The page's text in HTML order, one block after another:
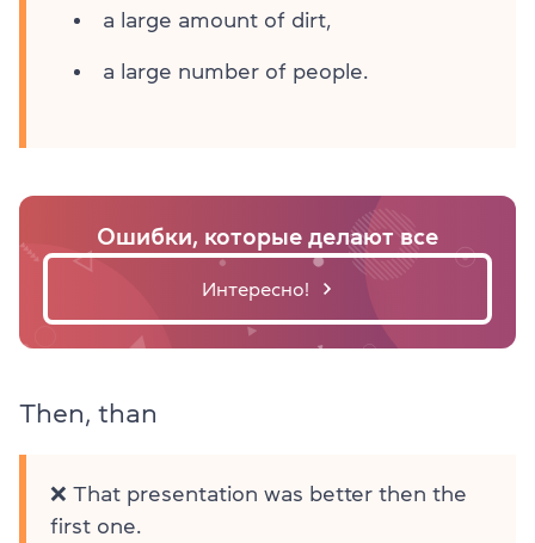
a large amount of dirt,
a large number of people.
Ошибки, которые делают все
Интересно!
Then, than
❌ That presentation was better then the
first one.